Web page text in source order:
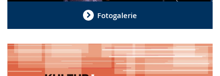
Fotogalerie